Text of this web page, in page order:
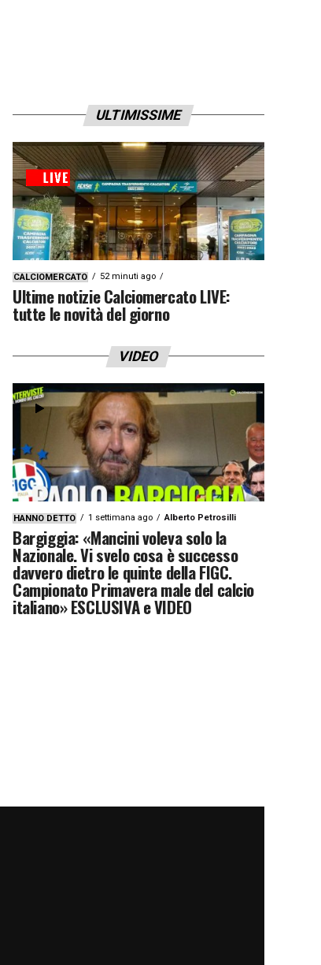
ULTIMISSIME
CALCIOMERCATO 52 minuti ago
Ultime notizie Calciomercato LIVE:
tutte le novità del giorno
VIDEO
HANNO DETTO 1 settimana ago Alberto Petrosilli
Bargiggia: «Mancini voleva solo la
Nazionale. Vi svelo cosa è successo
davvero dietro le quinte della FIGC.
Campionato Primavera male del calcio
italiano» ESCLUSIVA e VIDEO